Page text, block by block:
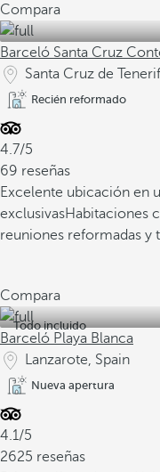
Compara
Barceló Santa Cruz
Santa Cruz de
Recién reformado
4.7/5
69 reseñas
Excelente ubicación en
exclusivasHabitaciones
reuniones reformadas y
Compara
Todo incluido
Barceló Playa Blanca
Lanzarote, Spain
Nueva apertura
4.1/5
2625 reseñas